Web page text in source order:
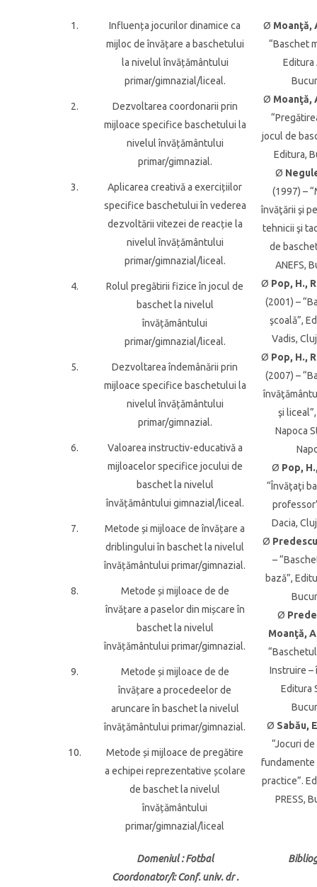
1.
Influența jocurilor dinamice ca
mijloc de învățare a baschetului
la nivelul învățământului
primar/gimnazial/liceal.
Ø Moanţă,
“Baschet
Editura
Ø Moanţă,
jocul de
Editura,
Ø
(1997) –
învăţării şi
tehnicii şi
de
ANEFS,
Ø Pop, H.,
(2001) –
şcoală”,
Vadis,
Ø Pop, H.,
(2007) –
şi
Napoca
Ø Pop,
“Învăţaţi
Dacia,
Ø
–
bază”,
Ø
Moanţă,
Instruire –
Editura
Ø Sabău,
“Jocuri
practice”.
PRESS,
2.
Dezvoltarea coordonarii prin
mijloace specifice baschetului la
nivelul învățământului
primar/gimnazial.
3.
Aplicarea creativă a exercițiilor
specifice baschetului în vederea
dezvoltării vitezei de reacție la
nivelul învățământului
primar/gimnazial/liceal.
4.
Rolul pregătirii fizice în jocul de
baschet la nivelul
învățământului
primar/gimnazial/liceal.
5.
Dezvoltarea îndemânării prin
mijloace specifice baschetului la
nivelul învățământului
primar/gimnazial.
6.
Valoarea instructiv-educativă a
mijloacelor specifice jocului de
baschet la nivelul
învățământului gimnazial/liceal.
7.
Metode și mijloace de învățare a
driblingului în baschet la nivelul
învățământului primar/gimnazial.
8.
Metode și mijloace de de
învățare a paselor din mișcare în
baschet la nivelul
învățământului primar/gimnazial.
9.
Metode și mijloace de de
învățare a procedeelor de
aruncare în baschet la nivelul
învățământului primar/gimnazial.
10.
Metode și mijloace de pregătire
a echipei reprezentative școlare
de baschet la nivelul
învățământului
primar/gimnazial/liceal
Domeniul: Fotbal
Coordonator/i: Conf. univ. dr .